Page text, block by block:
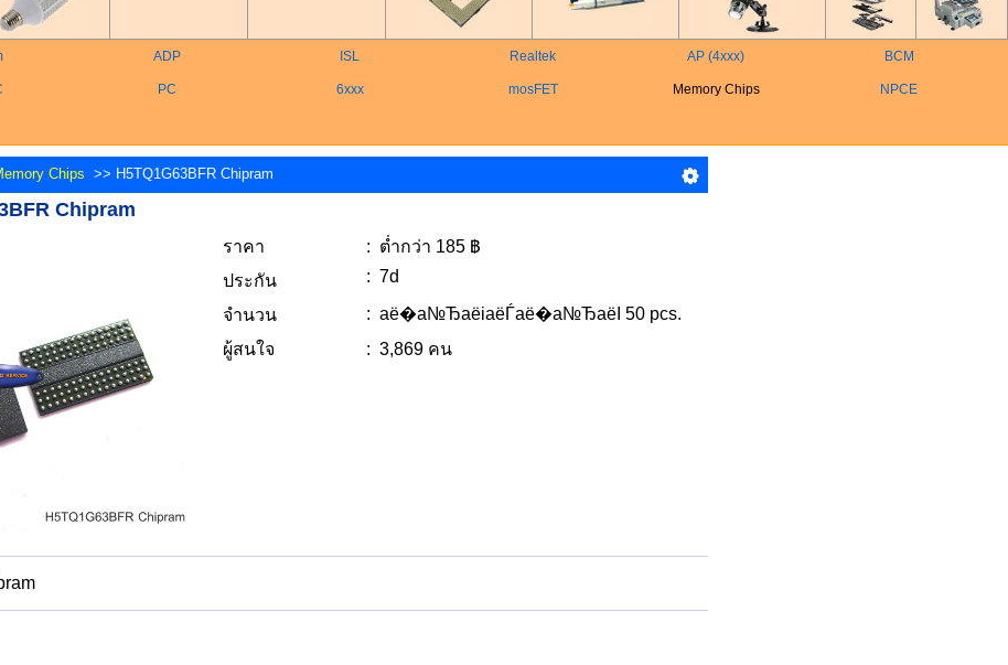
ADP ISL Realtek AP (4xxx) BCM
PC 6xxx mosFET Memory Chips NPCE
Chips >> H5TQ1G63BFR Chipram
Chipram
ราคา
: ต่ำกว่า 185 ฿
ประกัน
: 7d
จำนวน
: аё�а№ЂаёіаёЃаё�а№ЂаёІ 50 pcs.
ผู้สนใจ
: 3,869 คน